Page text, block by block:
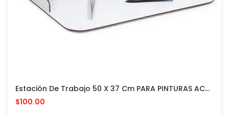
Estación De Trabajo 50 X 37 Cm PARA PINTURAS ACRILICAS VALLEJO Y ACCESORIOS
$100.00